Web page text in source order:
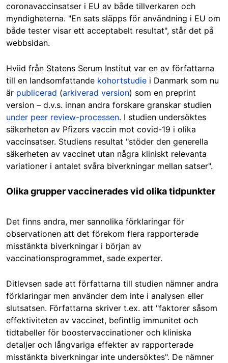
coronavaccinsatser i EU av både tillverkaren och
myndigheterna. "En sats släpps för användning i EU om
både tester visar ett acceptabelt resultat", står det på
webbsidan.
Hviid från Statens Serum Institut var en av författarna
till en landsomfattande kohortstudie i Danmark som nu
är publicerad (arkiverad version) som en preprint
version – d.v.s. innan andra forskare granskar studien
under peer review-processen. I studien undersöktes
säkerheten av Pfizers vaccin mot covid-19 i olika
vaccinsatser. Studiens resultat "stöder den generella
säkerheten av vaccinet utan några kliniskt relevanta
variationer i antalet svåra biverkningar mellan satser".
Olika grupper vaccinerades vid olika tidpunkter
Det finns andra, mer sannolika förklaringar för
observationen att det förekom flera rapporterade
misstänkta biverkningar i början av
vaccinationsprogrammet, sade experter.
Ditlevsen sade att författarna till studien nämner andra
förklaringar men använder dem inte i analysen eller
slutsatsen. Författarna skriver t.ex. att "faktorer såsom
effektiviteten av vaccinet, befintlig immunitet och
tidtabeller för boostervaccinationer och kliniska
detaljer och långvariga effekter av rapporterade
misstänkta biverkningar inte undersöktes". De nämner